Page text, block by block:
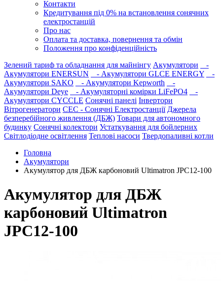
Контакти
Кредитування під 0% на встановлення сонячних
електростанцій
Про нас
Оплата та доставка, повернення та обмін
Положення про конфіденційність
Зелений тариф та обладнання для майнінгу Акумулятори
-
Акумулятори ENERSUN
- Акумулятори GLCE ENERGY
-
Акумулятори SAKO
- Акумулятори Kepworth
-
Акумулятори Deye
- Акумуляторні комірки LiFePO4
-
Акумулятори CYCCLE Сонячні панелі Інвертори
Вітрогенератори СЕС - Сонячні Електростанції Джерела
безперебійного живлення (ДБЖ) Товари для автономного
будинку Сонячні колектори Устаткування для бойлерних
Світлодіодне освітлення Теплові насоси Твердопаливні котли
Головна
Акумулятори
Акумулятор для ДБЖ карбоновий Ultimatron JPC12-100
Акумулятор для ДБЖ
карбоновий Ultimatron
JPC12-100